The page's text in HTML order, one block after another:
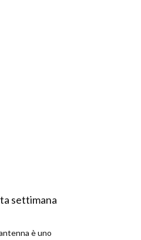
settimana
è uno